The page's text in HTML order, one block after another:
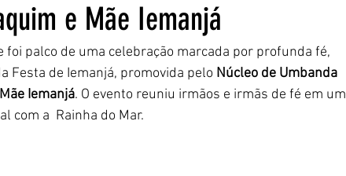
e Mãe Iemanjá
foi palco de uma celebração marcada por profunda fé,
Festa de Iemanjá, promovida pelo Núcleo de Umbanda
Iemanjá. O evento reuniu irmãos e irmãs de fé em um
com a  Rainha do Mar.